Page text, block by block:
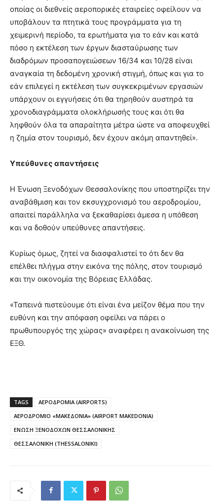
οποίας οι διεθνείς αεροπορικές εταιρείες οφείλουν να
υποβάλουν τα πτητικά τους προγράμματα για τη
χειμερινή περίοδο, τα ερωτήματα για το εάν και κατά
πόσο η εκτέλεση των έργων διασταύρωσης των
διαδρόμων προσαπογειώσεων 16/34 και 10/28 είναι
αναγκαία τη δεδομένη χρονική στιγμή, όπως και για το
εάν επιλεγεί η εκτέλεση των συγκεκριμένων εργασιών
υπάρχουν οι εγγυήσεις ότι θα τηρηθούν αυστηρά τα
χρονοδιαγράμματα ολοκλήρωσής τους και ότι θα
ληφθούν όλα τα απαραίτητα μέτρα ώστε να αποφευχθεί
η ζημία στον τουρισμό, δεν έχουν ακόμη απαντηθεί».
Υπεύθυνες απαντήσεις
Η Ένωση Ξενοδόχων Θεσσαλονίκης που υποστηρίζει την
αναβάθμιση και τον εκσυγχρονισμό του αεροδρομίου,
απαιτεί παράλληλα να ξεκαθαρίσει άμεσα η υπόθεση
και να δοθούν υπεύθυνες απαντήσεις.
Κυρίως όμως, ζητεί να διασφαλιστεί το ότι δεν θα
επέλθει πλήγμα στην εικόνα της πόλης, στον τουρισμό
και την οικονομία της Βόρειας Ελλάδας.
«Ταπεινά πιστεύουμε ότι είναι ένα μείζον θέμα που την
ευθύνη και την απόφαση οφείλει να πάρει ο
πρωθυπουργός της χώρας» αναφέρει η ανακοίνωση της
ΕΞΘ.
TAGS
ΑΕΡΟΔΡΟΜΙΑ (AIRPORTS)
ΑΕΡΟΔΡΟΜΙΟ «ΜΑΚΕΔΟΝΙΑ» (AIRPORT MAKEDONIA)
ΕΝΩΣΗ ΞΕΝΟΔΟΧΩΝ ΘΕΣΣΑΛΟΝΙΚΗΣ
ΘΕΣΣΑΛΟΝΙΚΗ (THESSALONIKI)